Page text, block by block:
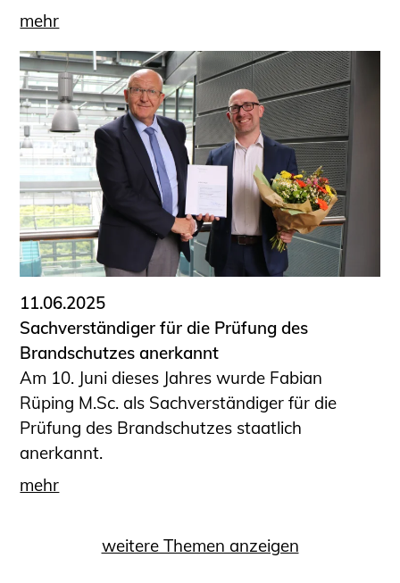
mehr
11.06.2025
Sachverständiger für die Prüfung des
Brandschutzes anerkannt
Am 10. Juni dieses Jahres wurde Fabian
Rüping M.Sc. als Sachverständiger für die
Prüfung des Brandschutzes staatlich
anerkannt.
mehr
weitere Themen anzeigen